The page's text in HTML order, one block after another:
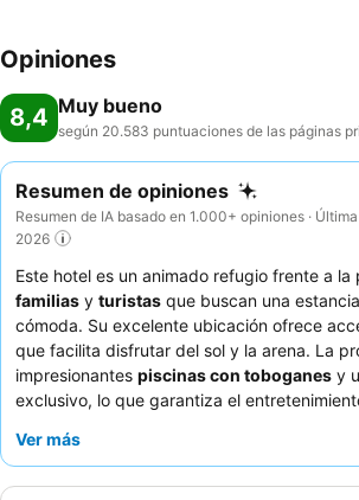
Opiniones
8,4 Muy bueno
según 20.583 puntuaciones de las páginas
Resumen de opiniones
Resumen de IA basado en 1.000+ opiniones ·
2026
Este hotel es un animado refugio frente a la
familias y turistas que buscan una
cómoda. Su excelente ubicación ofrece
que facilita disfrutar del sol y la arena. La
impresionantes piscinas con toboganes y
exclusivo, lo que garantiza el
amable personal, y las diversas opciones
Ver más